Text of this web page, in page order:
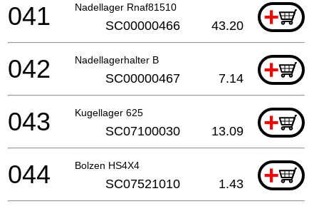
Nadellager Rnaf81510 +
041 SC00000466 43.20
Nadellagerhalter B +
042 SC00000467 7.14
Kugellager 625 +
043 SC07100030 13.09
Bolzen HS4X4 +
044 SC07521010 1.43